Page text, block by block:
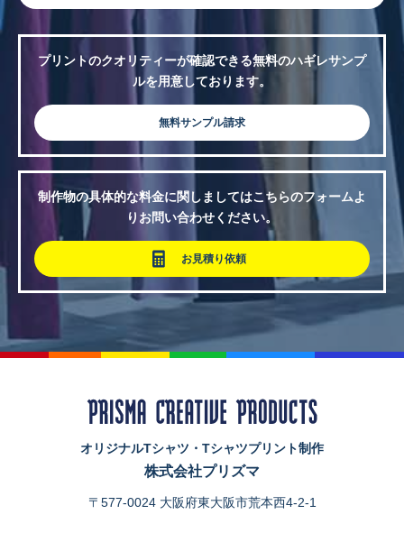
プリントのクオリティーが確認できる無料のハギレサンプ
ルを用意しております。
無料サンプル請求
制作物の具体的な料金に関しましてはこちらのフォームよ
りお問い合わせください。
お見積り依頼
オリジナルTシャツ・Tシャツプリント制作
株式会社プリズマ
〒577-0024 大阪府東大阪市荒本西4-2-1